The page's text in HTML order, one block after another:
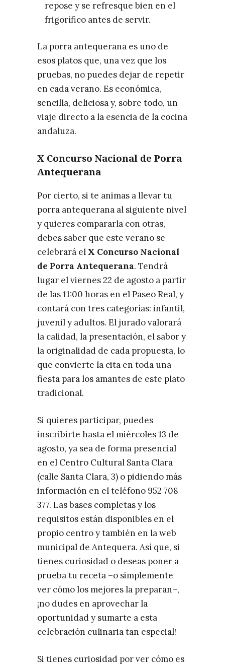
repose y se refresque bien en el
frigorífico antes de servir.
La porra antequerana es uno de
esos platos que, una vez que los
pruebas, no puedes dejar de repetir
en cada verano. Es económica,
sencilla, deliciosa y, sobre todo, un
viaje directo a la esencia de la cocina
andaluza.
X Concurso Nacional de Porra
Antequerana
Por cierto, si te animas a llevar tu
porra antequerana al siguiente nivel
y quieres compararla con otras,
debes saber que este verano se
celebrará el X Concurso Nacional
de Porra Antequerana. Tendrá
lugar el viernes 22 de agosto a partir
de las 11:00 horas en el Paseo Real, y
contará con tres categorías: infantil,
juvenil y adultos. El jurado valorará
la calidad, la presentación, el sabor y
la originalidad de cada propuesta, lo
que convierte la cita en toda una
fiesta para los amantes de este plato
tradicional.
Si quieres participar, puedes
inscribirte hasta el miércoles 13 de
agosto, ya sea de forma presencial
en el Centro Cultural Santa Clara
(calle Santa Clara, 3) o pidiendo más
información en el teléfono 952 708
377. Las bases completas y los
requisitos están disponibles en el
propio centro y también en la web
municipal de Antequera. Así que, si
tienes curiosidad o deseas poner a
prueba tu receta –o simplemente
ver cómo los mejores la preparan–,
¡no dudes en aprovechar la
oportunidad y sumarte a esta
celebración culinaria tan especial!
Si tienes curiosidad por ver cómo es